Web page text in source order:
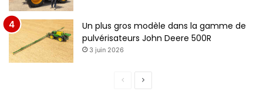
Un plus gros modèle dans la gamme de
pulvérisateurs John Deere 500R
3 juin 2026
Page
Page